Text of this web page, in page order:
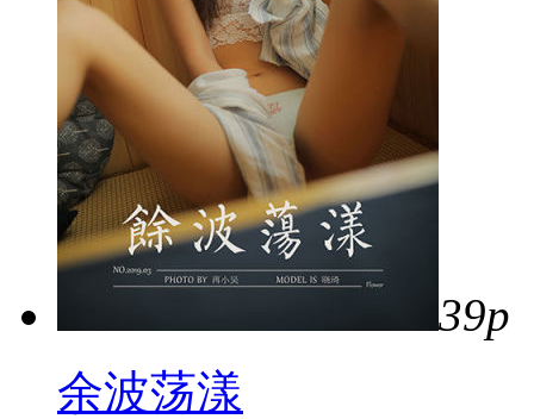
39p
余波荡漾